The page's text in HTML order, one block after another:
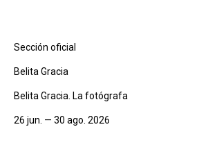
Sección oficial
Belita Gracia
Belita Gracia. La fotógrafa
26 jun. — 30 ago. 2026